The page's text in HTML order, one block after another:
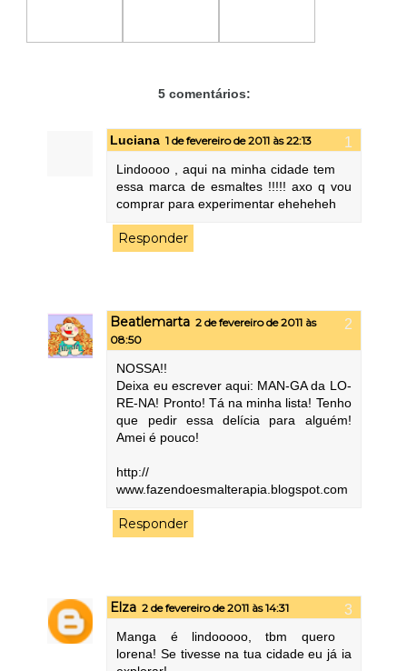
5 comentários:
Luciana 1 de fevereiro de 2011 às 22:13
Lindoooo , aqui na minha cidade tem
essa marca de esmaltes !!!!! axo q vou
comprar para experimentar eheheheh
Responder
Beatlemarta 2 de fevereiro de 2011 às
08:50
NOSSA!!
Deixa eu escrever aqui: MAN-GA da LO-
RE-NA! Pronto! Tá na minha lista! Tenho
que pedir essa delícia para alguém!
Amei é pouco!
http://
www.fazendoesmalterapia.blogspot.com
Responder
Elza 2 de fevereiro de 2011 às 14:31
Manga é lindooooo, tbm quero
lorena! Se tivesse na tua cidade eu já ia